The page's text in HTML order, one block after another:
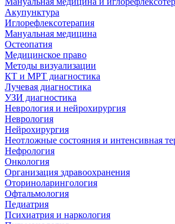
Акупунктура
Иглорефлексотерапия
Мануальная медицина
Остеопатия
Медицинское право
Методы визуализации
КТ и МРТ диагностика
Лучевая диагностика
УЗИ диагностика
Неврология и нейрохирургия
Неврология
Нейрохирургия
Неотложные состояния и интенсивная
Нефрология
Онкология
Организация здравоохранения
Оториноларингология
Офтальмология
Педиатрия
Психиатрия и наркология